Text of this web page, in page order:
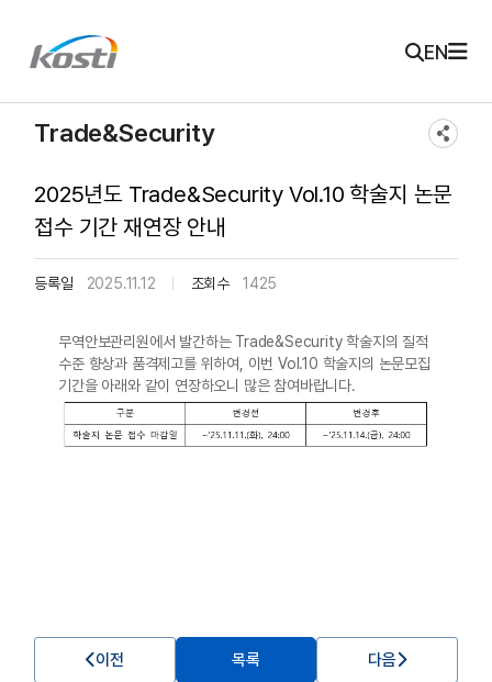
KOSTI 메인 페이지로 이동 EN
Trade&Security
2025년도 Trade&Security Vol.10 학술지 논문
접수 기간 재연장 안내
등록일 2025.11.12 조회수 1425
무역안보관리원에서 발간하는 Trade&Security 학술지의 질적
수준 향상과 품격제고를 위하여, 이번 Vol.10 학술지의 논문모집
기간을 아래와 같이 연장하오니 많은 참여바랍니다.
이전 목록 다음